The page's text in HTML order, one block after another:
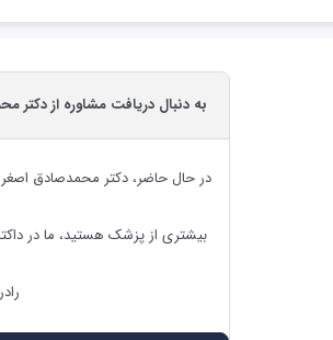
به دنبال دریافت مشاوره از
در حال حاضر، دکتر محمدصادق
بیشتری از پزشک هستید، ما در